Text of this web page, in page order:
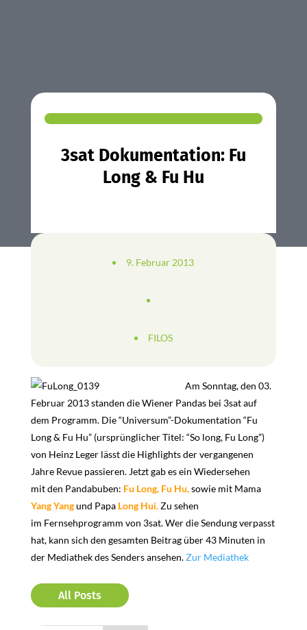
3sat Dokumentation: Fu
Long & Fu Hu
9. Februar 2013
FILOS
Am Sonntag, den 03.
Februar 2013 standen die Wiener Pandas bei 3sat auf
dem Programm. Die “Universum”-Dokumentation “Fu
Long & Fu Hu” (ursprünglicher Titel: “So long, Fu Long”)
von Heinz Leger lässt die Highlights der vergangenen
Jahre Revue passieren. Jetzt gab es ein Wiedersehen
mit den Pandabuben: Fu Long, Fu Hu,sowie mit Mama
Yang Yangund Papa Long Hui.Zu sehen
im Fernsehprogramm von 3sat. Wer die Sendung verpasst
hat, kann sich den gesamten Beitrag über 43 Minuten in
der Mediathek des Senders ansehen.Zur Mediathek
All Posts